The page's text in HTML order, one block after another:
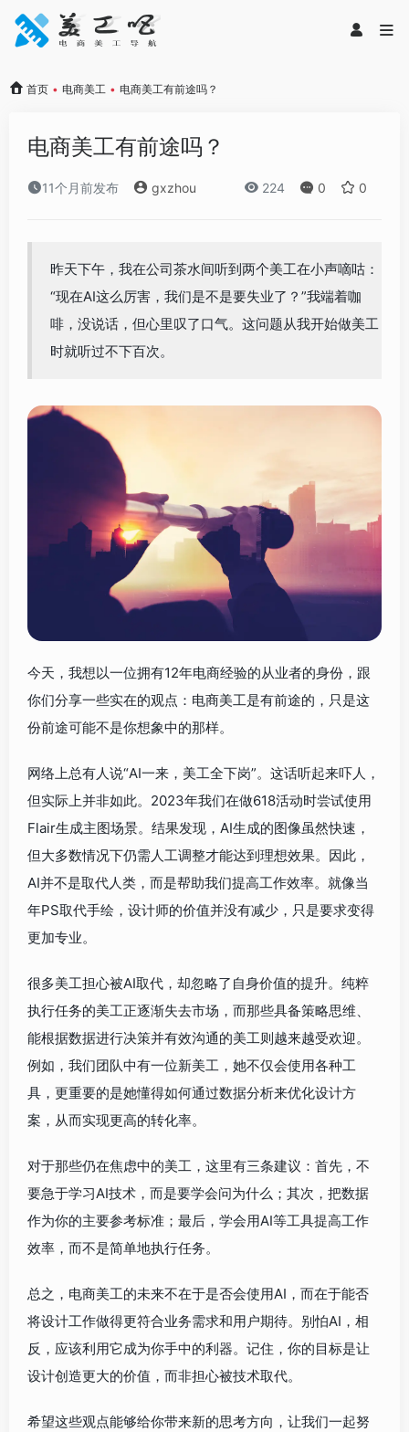
首页 • 电商美工 • 电商美工有前途吗？
电商美工有前途吗？
11个月前发布 gxzhou 224 0 0
昨天下午，我在公司茶水间听到两个美工在小声嘀咕：
“现在AI这么厉害，我们是不是要失业了？”我端着咖
啡，没说话，但心里叹了口气。这问题从我开始做美工
时就听过不下百次。
今天，我想以一位拥有12年电商经验的从业者的身份，跟
你们分享一些实在的观点：电商美工是有前途的，只是这
份前途可能不是你想象中的那样。
网络上总有人说“AI一来，美工全下岗”。这话听起来吓人，
但实际上并非如此。2023年我们在做618活动时尝试使用
Flair生成主图场景。结果发现，AI生成的图像虽然快速，
但大多数情况下仍需人工调整才能达到理想效果。因此，
AI并不是取代人类，而是帮助我们提高工作效率。就像当
年PS取代手绘，设计师的价值并没有减少，只是要求变得
更加专业。
很多美工担心被AI取代，却忽略了自身价值的提升。纯粹
执行任务的美工正逐渐失去市场，而那些具备策略思维、
能根据数据进行决策并有效沟通的美工则越来越受欢迎。
例如，我们团队中有一位新美工，她不仅会使用各种工
具，更重要的是她懂得如何通过数据分析来优化设计方
案，从而实现更高的转化率。
对于那些仍在焦虑中的美工，这里有三条建议：首先，不
要急于学习AI技术，而是要学会问为什么；其次，把数据
作为你的主要参考标准；最后，学会用AI等工具提高工作
效率，而不是简单地执行任务。
总之，电商美工的未来不在于是否会使用AI，而在于能否
将设计工作做得更符合业务需求和用户期待。别怕AI，相
反，应该利用它成为你手中的利器。记住，你的目标是让
设计创造更大的价值，而非担心被技术取代。
希望这些观点能够给你带来新的思考方向，让我们一起努